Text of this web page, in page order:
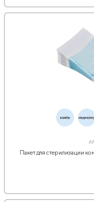
Пакет для стерилизации